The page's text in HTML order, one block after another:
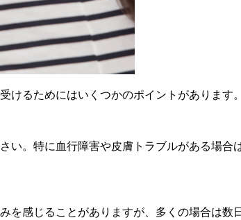
けるためにはいくつかのポイントがあります。
。特に血行障害や皮膚トラブルがある場合
を感じることがありますが、多くの場合は